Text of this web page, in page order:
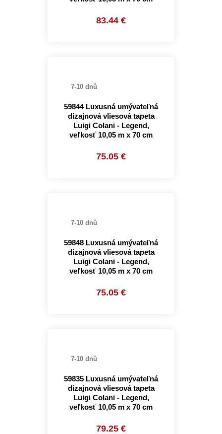
83.44 €
7-10 dnů
59844 Luxusná umývateľná
dizajnová vliesová tapeta
Luigi Colani - Legend,
veľkosť 10,05 m x 70 cm
75.05 €
7-10 dnů
59848 Luxusná umývateľná
dizajnová vliesová tapeta
Luigi Colani - Legend,
veľkosť 10,05 m x 70 cm
75.05 €
7-10 dnů
59835 Luxusná umývateľná
dizajnová vliesová tapeta
Luigi Colani - Legend,
veľkosť 10,05 m x 70 cm
79.25 €